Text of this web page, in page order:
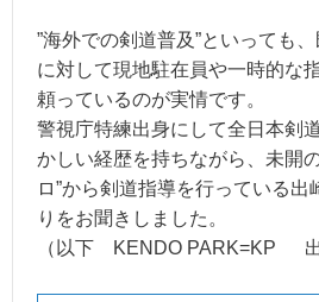
”海外での剣道普及”といっても
に対して現地駐在員や一時的な
頼っているのが実情です。
警視庁特練出身にして全日本剣
かしい経歴を持ちながら、未開
ロ”から剣道指導を行っている
りをお聞きしました。
（以下 KENDO PARK=KP 出